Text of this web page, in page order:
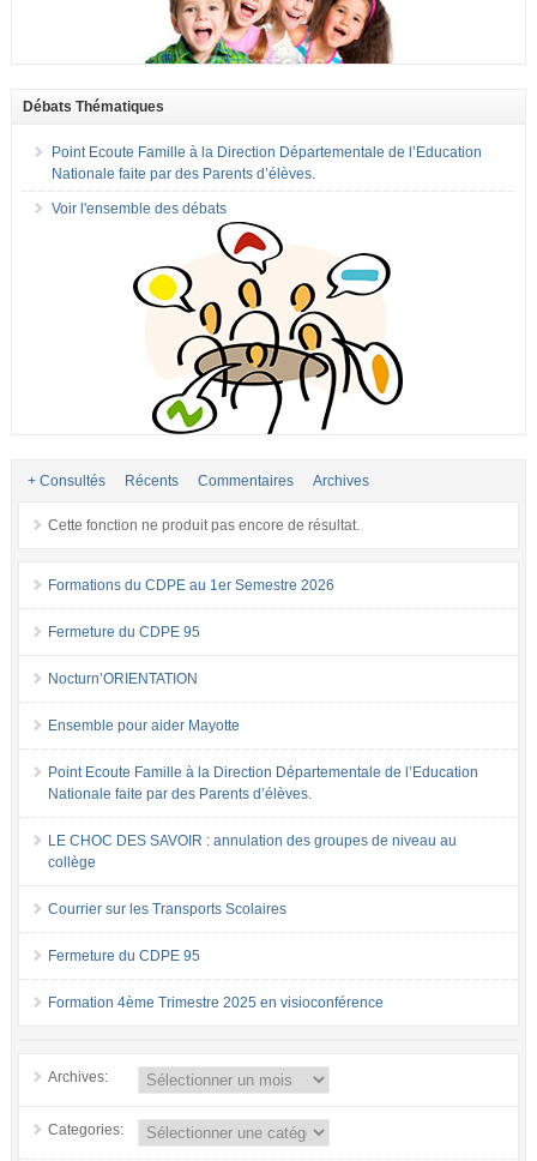
Débats Thématiques
Point Ecoute Famille à la Direction Départementale de l’Education
Nationale faite par des Parents d’élèves.
Voir l'ensemble des débats
+ Consultés Récents Commentaires Archives
Cette fonction ne produit pas encore de résultat.
Formations du CDPE au 1er Semestre 2026
Fermeture du CDPE 95
Nocturn’ORIENTATION
Ensemble pour aider Mayotte
Point Ecoute Famille à la Direction Départementale de l’Education
Nationale faite par des Parents d’élèves.
LE CHOC DES SAVOIR : annulation des groupes de niveau au
collège
Courrier sur les Transports Scolaires
Fermeture du CDPE 95
Formation 4ème Trimestre 2025 en visioconférence
Archives:
Categories: